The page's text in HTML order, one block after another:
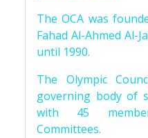
The OCA was
Fahad Al-Ahmed Al-
until 1990.
The Olympic
governing body of
with 45
Committees.